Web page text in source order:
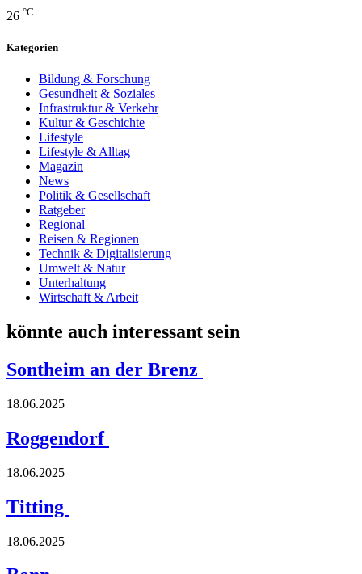
26 °C
Kategorien
Bildung & Forschung
Gesundheit & Soziales
Infrastruktur & Verkehr
Kultur & Geschichte
Lifestyle
Lifestyle & Alltag
Magazin
News
Politik & Gesellschaft
Ratgeber
Regional
Reisen & Regionen
Technik & Digitalisierung
Umwelt & Natur
Unterhaltung
Wirtschaft & Arbeit
könnte auch interessant sein
Sontheim an der Brenz
18.06.2025
Roggendorf
18.06.2025
Titting
18.06.2025